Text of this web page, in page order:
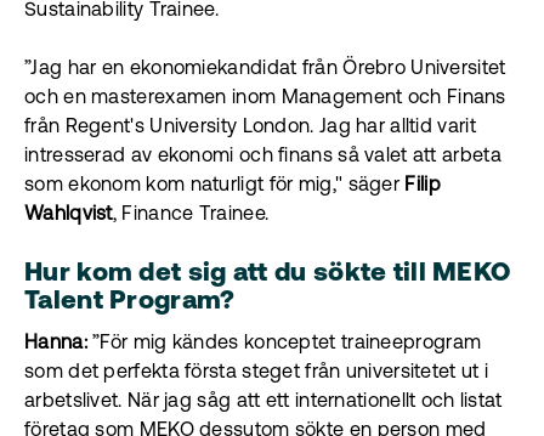
Sustainability Trainee.
”Jag har en ekonomiekandidat från Örebro Universitet
och en masterexamen inom Management och Finans
från Regent's University London. Jag har alltid varit
intresserad av ekonomi och finans så valet att arbeta
som ekonom kom naturligt för mig," säger Filip
Wahlqvist, Finance Trainee.
Hur kom det sig att du sökte till MEKO
Talent Program?
Hanna:”För mig kändes konceptet traineeprogram
som det perfekta första steget från universitetet ut i
arbetslivet. När jag såg att ett internationellt och listat
företag som MEKO dessutom sökte en person med